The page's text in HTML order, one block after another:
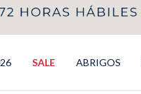
SALE ABRIGOS